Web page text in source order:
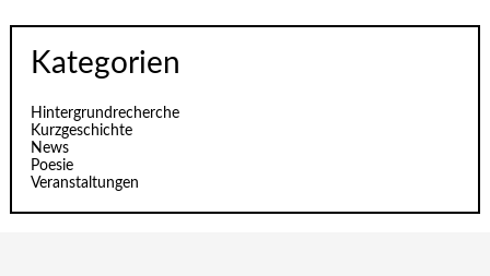
Kategorien
Hintergrundrecherche
Kurzgeschichte
News
Poesie
Veranstaltungen